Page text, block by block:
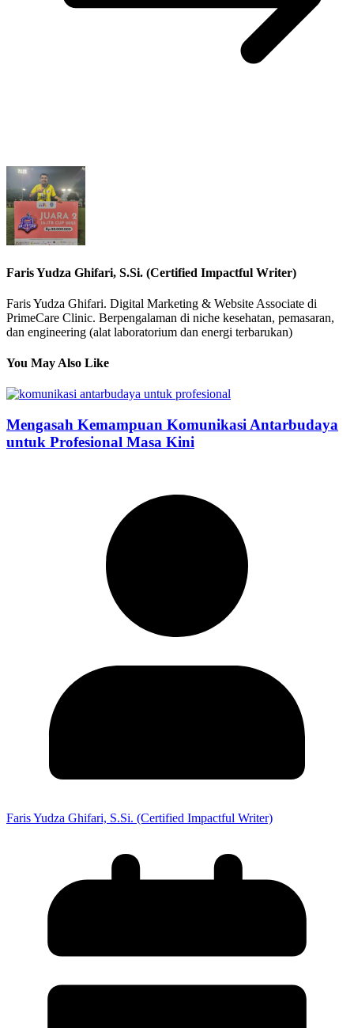
Faris Yudza Ghifari, S.Si. (Certified Impactful Writer)
Faris Yudza Ghifari. Digital Marketing & Website Associate di
PrimeCare Clinic. Berpengalaman di niche kesehatan, pemasaran,
dan engineering (alat laboratorium dan energi terbarukan)
You May Also Like
Mengasah Kemampuan Komunikasi Antarbudaya
untuk Profesional Masa Kini
Faris Yudza Ghifari, S.Si. (Certified Impactful Writer)